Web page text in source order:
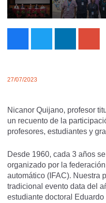
27/07/2023
Nicanor Quijano, profesor
un recuento de la
profesores, estudiantes y
Desde 1960, cada 3 años
organizado por la
automático (IFAC). Nuestra
tradicional evento data del
estudiante doctoral